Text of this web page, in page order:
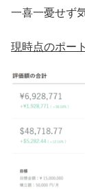
一喜一憂せず
現時点のポー